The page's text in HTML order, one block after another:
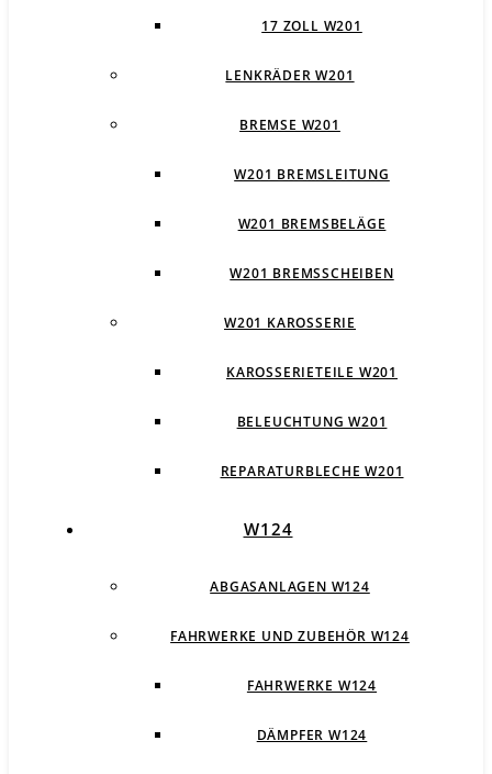
17 ZOLL W201
LENKRÄDER W201
BREMSE W201
W201 BREMSLEITUNG
W201 BREMSBELÄGE
W201 BREMSSCHEIBEN
W201 KAROSSERIE
KAROSSERIETEILE W201
BELEUCHTUNG W201
REPARATURBLECHE W201
W124
ABGASANLAGEN W124
FAHRWERKE UND ZUBEHÖR W124
FAHRWERKE W124
DÄMPFER W124